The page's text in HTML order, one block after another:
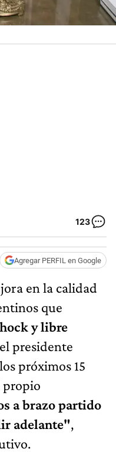
123
Agregar PERFIL en Google
en la calidad
que
y libre
presidente
próximos 15
propio
a brazo partido
adelante",